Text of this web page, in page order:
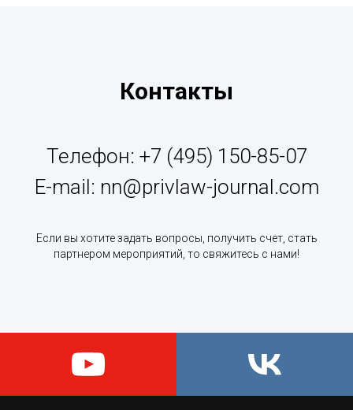
Контакты
Телефон: +7 (495) 150-85-07
E-mail: nn@privlaw-journal.com
Если вы хотите задать вопросы, получить счет, стать
партнером мероприятий, то свяжитесь с нами!